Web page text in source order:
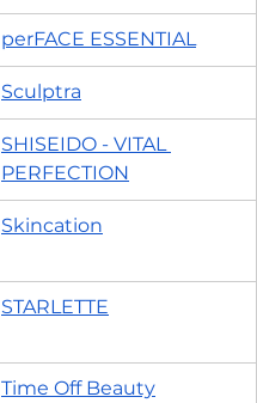
perFACE ESSENTIAL
Sculptra
SHISEIDO - VITAL
PERFECTION
Skincation
STARLETTE
Time Off Beauty